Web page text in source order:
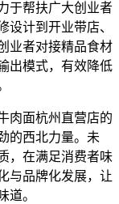
于帮扶广大创业者
设计到开业带店、
业者对接精品食材
出模式，有效降低
肉面杭州直营店的
的西北力量。未
，在满足消费者味
与品牌化发展，让
道。